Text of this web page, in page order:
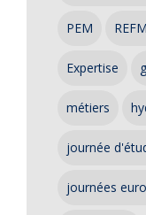
PEM
Expertise
métiers
journée
journées